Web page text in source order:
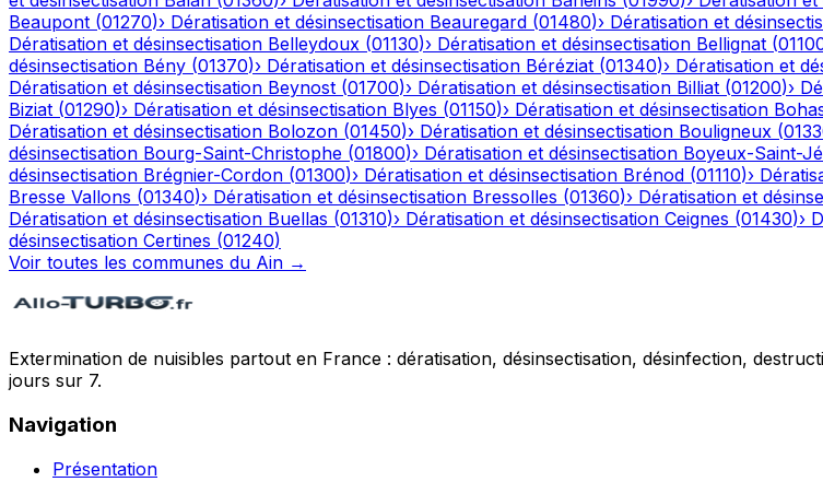
Beaupont (01270)› Dératisation et désinsectisation Beauregard (01480)› Dératisation et
Dératisation et désinsectisation Belleydoux (01130)› Dératisation et désinsectisation Bellignat (
désinsectisation Bény (01370)› Dératisation et désinsectisation Béréziat (01340)› Dératisation et
Dératisation et désinsectisation Beynost (01700)› Dératisation et désinsectisation Billiat (01200)›
Biziat (01290)› Dératisation et désinsectisation Blyes (01150)› Dératisation et désinsectisation
Dératisation et désinsectisation Bolozon (01450)› Dératisation et désinsectisation Bouligneux (
désinsectisation Bourg-Saint-Christophe (01800)› Dératisation et désinsectisation Boyeux-Saint-
désinsectisation Brégnier-Cordon (01300)› Dératisation et désinsectisation Brénod (01110)›
Bresse Vallons (01340)› Dératisation et désinsectisation Bressolles (01360)› Dératisation et
Dératisation et désinsectisation Buellas (01310)› Dératisation et désinsectisation Ceignes (01430)›
désinsectisation Certines (01240)
Voir toutes les communes du Ain →
Extermination de nuisibles partout en France : dératisation, désinsectisation, désinfection,
jours sur 7.
Navigation
Présentation